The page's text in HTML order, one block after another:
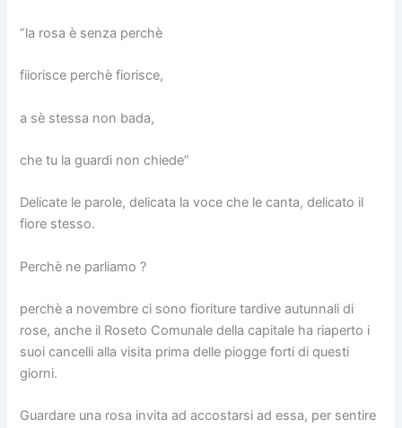
“la rosa è senza perchè
fiiorisce perchè fiorisce,
a sè stessa non bada,
che tu la guardi non chiede”
Delicate le parole, delicata la voce che le canta, delicato il
fiore stesso.
Perchè ne parliamo ?
perchè a novembre ci sono fioriture tardive autunnali di
rose, anche il Roseto Comunale della capitale ha riaperto i
suoi cancelli alla visita prima delle piogge forti di questi
giorni.
Guardare una rosa invita ad accostarsi ad essa, per sentire